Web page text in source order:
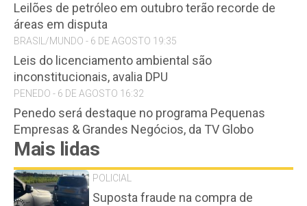
Leilões de petróleo em outubro terão recorde de
áreas em disputa
BRASIL/MUNDO - 6 DE AGOSTO 19:35
Leis do licenciamento ambiental são
inconstitucionais, avalia DPU
PENEDO - 6 DE AGOSTO 16:32
Penedo será destaque no programa Pequenas
Empresas & Grandes Negócios, da TV Globo
Mais lidas
POLICIAL
Suposta fraude na compra de